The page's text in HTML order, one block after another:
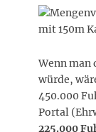
Wenn man
würde,
450.000
Portal
225.000